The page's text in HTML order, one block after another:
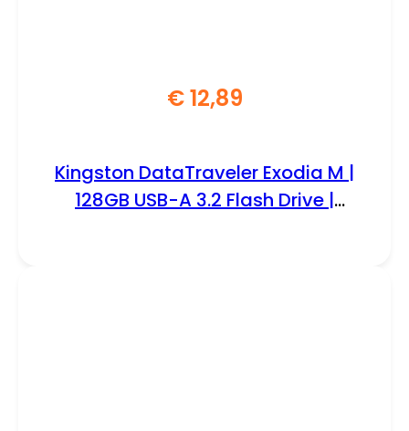
€12,89
Kingston DataTraveler Exodia M |
128GB USB-A 3.2 Flash Drive |